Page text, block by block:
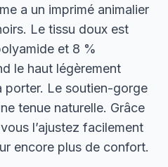
a un imprimé animalier
Le tissu doux est
et 8 %
le haut légèrement
porter. Le soutien-gorge
tenue naturelle. Grâce
l’ajustez facilement
encore plus de confort.